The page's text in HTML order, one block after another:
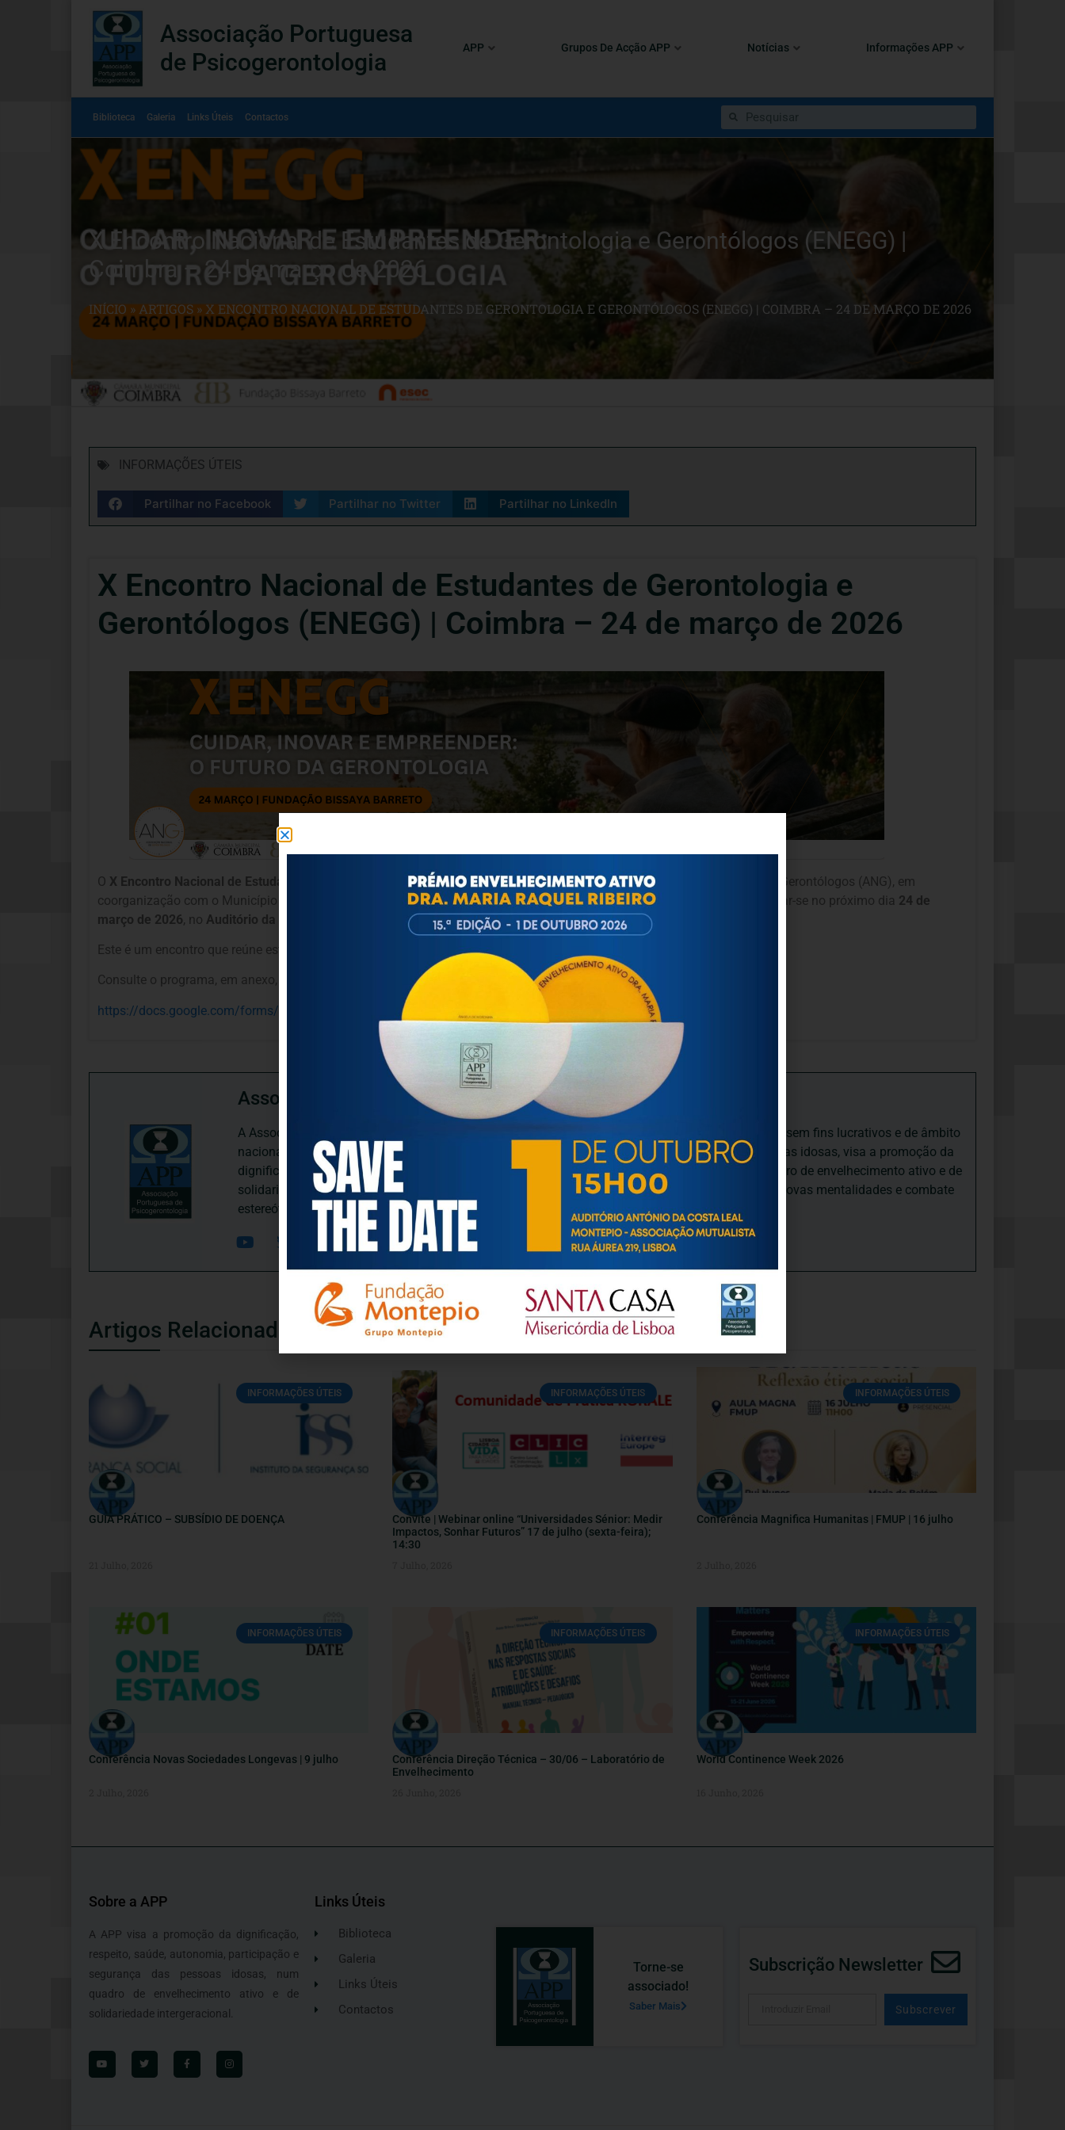
Associação Portuguesa
de Psicogerontologia
APP Grupos De Acção APP Notícias Informações APP
Biblioteca Galeria Links Úteis Contactos
X Encontro Nacional de Estudantes de Gerontologia e Gerontólogos (ENEGG) |
Coimbra – 24 de março de 2026
INÍCIO»ARTIGOS»X ENCONTRO NACIONAL DE ESTUDANTES DE GERONTOLOGIA E GERONTÓLOGOS (ENEGG) | COIMBRA – 24 DE MARÇO DE 2026
INFORMAÇÕES ÚTEIS
Partilhar no Facebook Partilhar no Twitter Partilhar no LinkedIn
X Encontro Nacional de Estudantes de Gerontologia e
Gerontólogos (ENEGG) | Coimbra – 24 de março de 2026
O X Encontro Nacional de Estudantes de Gerontologia e Gerontólogos (ENEGG), promovido pela Associação Nacional de Gerontólogos (ANG), em
coorganização com o Município de Coimbra, e que conta com o apoio institucional da Fundação Bissaya Barreto, irá realizar-se no próximo dia 24 de
março de 2026, no Auditório da Fundação Bissaya Barreto, em Coimbra.
Este é um encontro que reúne estudantes e profissionais com interesse na área do envelhecimento e da longevidade.
Consulte o programa, em anexo, e garanta a sua inscrição em:
https://docs.google.com/forms/d/e/1FAIpQLSdl53lrU3ejQc0ieT8_n8r8ztTuQHQ1chB_R0zfe6dYxqeEhA/viewform
Associação Portuguesa de Psicogerontologia
A Associação Portuguesa de Psicogerontologia-APP, Instituição Particular de Solidariedade Social sem fins lucrativos e de âmbito
nacional, dedica-se às questões biopsicológicas e sociais inerentes ao envelhecimento e às pessoas idosas, visa a promoção da
dignificação, respeito, saúde, autonomia, participação e segurança das pessoas idosas, num quadro de envelhecimento ativo e de
solidariedade intergeracional, e de uma sociedade mais inclusiva para todas as idades, promove novas mentalidades e combate
estereótipos negativos relativamente à idade e ao envelhecimento.
Artigos Relacionados
INFORMAÇÕES ÚTEIS
GUIA PRÁTICO – SUBSÍDIO DE DOENÇA
INFORMAÇÕES ÚTEIS
Convite | Webinar online “Universidades Sénior: Medir
Impactos, Sonhar Futuros” 17 de julho (sexta-feira);
14:30
INFORMAÇÕES ÚTEIS
Conferência Magnifica Humanitas | FMUP | 16 julho
INFORMAÇÕES ÚTEIS
Conferência Novas Sociedades Longevas | 9 julho
INFORMAÇÕES ÚTEIS
Conferência Direção Técnica – 30/06 – Laboratório de
Envelhecimento
INFORMAÇÕES ÚTEIS
World Continence Week 2026
Sobre a APP
A APP visa a promoção da dignificação,
respeito, saúde, autonomia, participação e
segurança das pessoas idosas, num
quadro de envelhecimento ativo e de
solidariedade intergeracional.
Links Úteis
Biblioteca
Galeria
Links Úteis
Contactos
Torne-se
associado!
Saber Mais
Subscrição Newsletter
Subscrever